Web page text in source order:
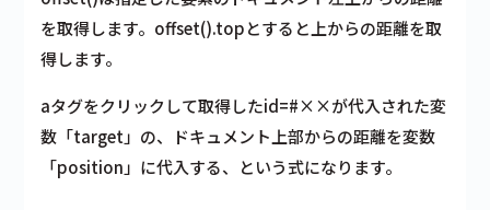
を取得します。 offset().topとすると 上からの距離を取
得します。
aタグをクリックして取得したid=#××が代入された変
数「target」の、ドキュメント上部からの距離を変数
「position」に代入する、という式になります。